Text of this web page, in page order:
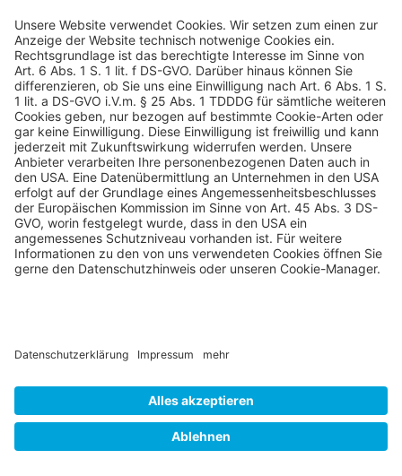
effizienter, schonender und noch sicherer
durchgeführt werden können. Dazu ist die
Anschaffung neuer Geräte erforderlich.
Weiterlesen.
Quelle:EAZ 36. KW / 2019